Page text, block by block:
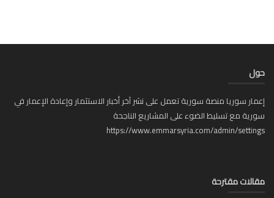
سوريا منصة سورية تعمل على نشر آخر أخبار الاستثمار وإعادة الإعمار في
مع تسليط الضوء على المشاريع الناجحة
https://www.emmarsyria.com/admin/
مقترحة